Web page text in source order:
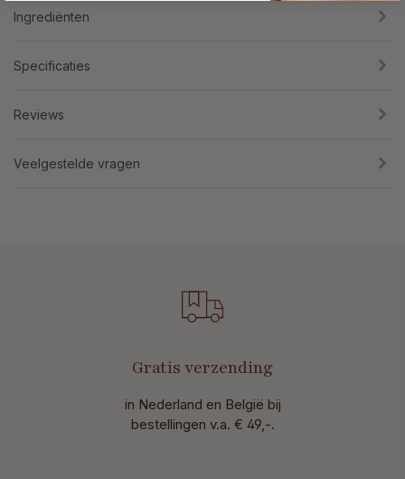
Ingrediënten
Specificaties
Reviews
Veelgestelde vragen
Gratis verzending
in Nederland en België bij
bestellingen v.a. € 49,-.